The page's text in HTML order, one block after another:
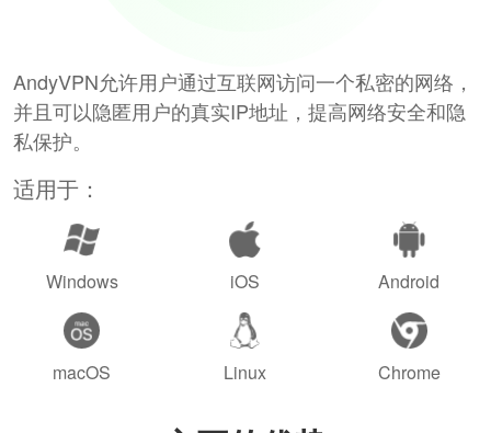
AndyVPN允许用户通过互联网访问一个私密的网络，
并且可以隐匿用户的真实IP地址，提高网络安全和隐
私保护。
适用于：
Windows iOS Android
macOS Linux Chrome